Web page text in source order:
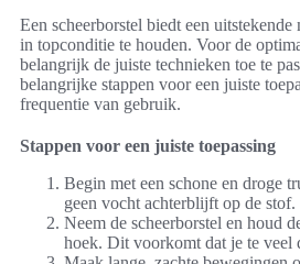
Een scheerborstel biedt een
in topconditie te houden. Voor de
belangrijk de juiste technieken toe te
belangrijke stappen voor een juiste
frequentie van gebruik.
Stappen voor een juiste toepassing
Begin met een schone en droge
geen vocht achterblijft op de stof.
Neem de scheerborstel en houd
hoek. Dit voorkomt dat je te veel